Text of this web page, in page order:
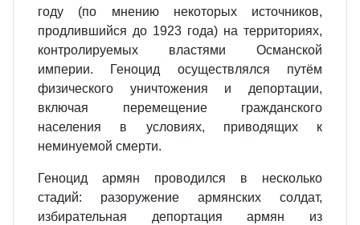
году (по мнению некоторых источников,
продлившийся до 1923 года) на территориях,
контролируемых властями Османской
империи. Геноцид осуществлялся путём
физического уничтожения и депортации,
включая перемещение гражданского
населения в условиях, приводящих к
неминуемой смерти.
Геноцид армян проводился в несколько
стадий: разоружение армянских солдат,
избирательная депортация армян из